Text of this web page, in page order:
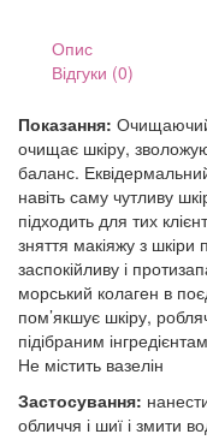
500мл
кількість
Опис
Відгуки (0)
Показання: Очищаючий
очищає шкіру,
баланс.
навіть саму чутливу
підходить для тих
зняття макіяжу з шкіри
заспокійливу і
морський колаген в
пом’якшує шкіру,
підібраним
Не містить вазелін
Застосування:
обличчя і шиї і змити